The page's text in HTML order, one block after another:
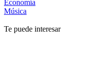
Economía
Música
Te puede interesar